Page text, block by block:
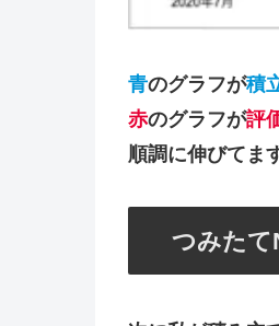
青のグラフが積
赤のグラフが評
順調に伸びてま
つみたて